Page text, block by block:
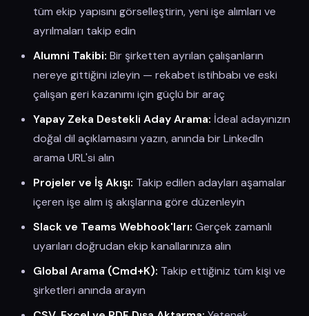
tüm ekip yapısını görselleştirin, yeni işe alımları ve
ayrılmaları takip edin
Alumni Takibi: Bir şirketten ayrılan çalışanların
nereye gittiğini izleyin — rekabet istihbabı ve eski
çalışan geri kazanımı için güçlü bir araç
Yapay Zeka Destekli Aday Arama: İdeal adayınızın
doğal dil açıklamasını yazın, anında bir LinkedIn
arama URL'si alın
Projeler ve İş Akışı: Takip edilen adayları aşamalar
içeren işe alım iş akışlarına göre düzenleyin
Slack ve Teams Webhook'ları: Gerçek zamanlı
uyarıları doğrudan ekip kanallarınıza alın
Global Arama (Cmd+K): Takip ettiğiniz tüm kişi ve
şirketleri anında arayın